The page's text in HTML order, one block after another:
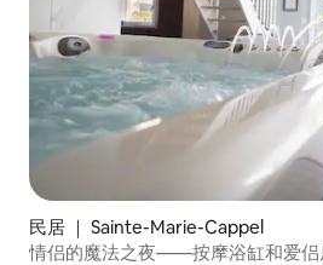
民居 ｜ Sainte-Marie-Cappel
情侣的魔法之夜——按摩浴缸和爱侣